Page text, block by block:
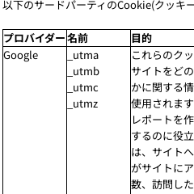
以下のサードパーティのCookie(クッキ
プロバイダー名前 目的
Google
_utma
_utmb
_utmc
_utmz
これらのク
サイトをど
かに関する
使用されま
レポートを
するのに役
は、サイト
がサイトに
数、訪問し